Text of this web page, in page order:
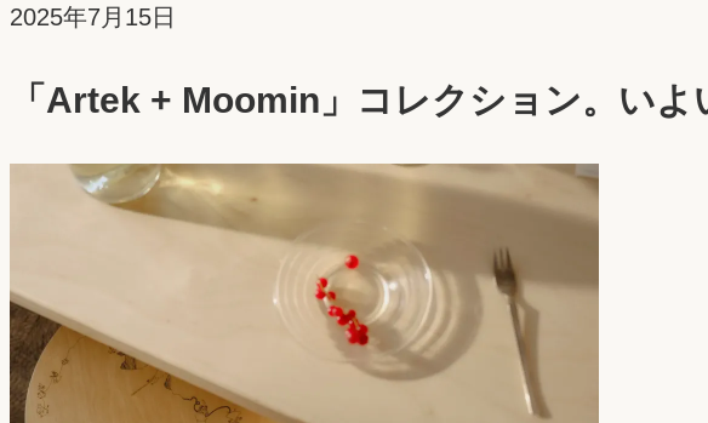
投
日：
2025年7月15日
「Artek + Moomin」コレクション。い